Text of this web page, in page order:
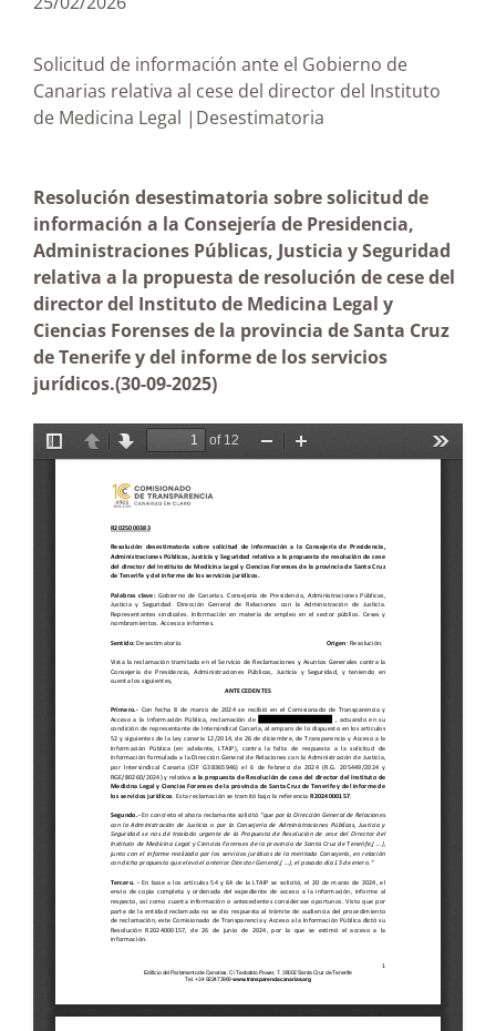
Solicitud de información ante el Gobierno de
Canarias relativa al cese del director del Instituto
de Medicina Legal |Desestimatoria
Resolución desestimatoria sobre solicitud de
información a la Consejería de Presidencia,
Administraciones Públicas, Justicia y Seguridad
relativa a la propuesta de resolución de cese del
director del Instituto de Medicina Legal y
Ciencias Forenses de la provincia de Santa Cruz
de Tenerife y del informe de los servicios
jurídicos.(30-09-2025)